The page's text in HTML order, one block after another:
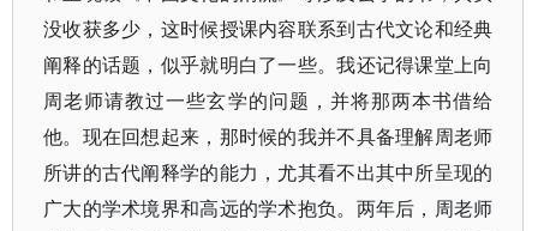
没收获多少，这时候授课内容联系到古代文论和经典
阐释的话题，似乎就明白了一些。我还记得课堂上向
周老师请教过一些玄学的问题，并将那两本书借给
他。现在回想起来，那时候的我并不具备理解周老师
所讲的古代阐释学的能力，尤其看不出其中所呈现的
广大的学术境界和高远的学术抱负。两年后，周老师